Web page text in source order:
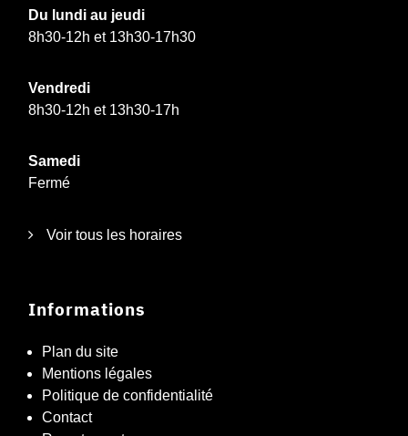
Du lundi au jeudi
8h30-12h et 13h30-17h30
Vendredi
8h30-12h et 13h30-17h
Samedi
Fermé
Voir tous les horaires
Informations
Plan du site
Mentions légales
Politique de confidentialité
Contact